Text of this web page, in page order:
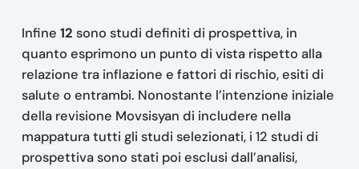
Infine 12 sono studi definiti di prospettiva, in
quanto esprimono un punto di vista rispetto alla
relazione tra inflazione e fattori di rischio, esiti di
salute o entrambi. Nonostante l’intenzione iniziale
della revisione Movsisyan di includere nella
mappatura tutti gli studi selezionati, i 12 studi di
prospettiva sono stati poi esclusi dall’analisi,